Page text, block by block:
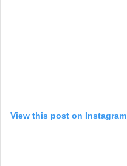
View this post on Instagram